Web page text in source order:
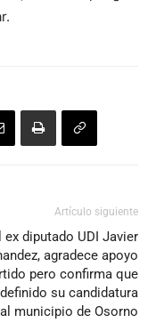
Artículo siguiente
ex diputado UDI Javier
agradece apoyo
pero confirma que
su candidatura
al municipio de Osorno